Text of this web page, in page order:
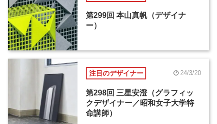
第299回 本山真帆（デザイナ
ー）
注目のデザイナー 24/3/20
第298回 三星安澄（グラフィッ
クデザイナー／昭和女子大学特
命講師）